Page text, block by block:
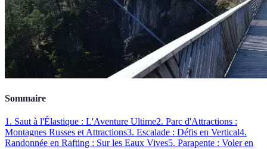
Sommaire
1. Saut à l'Élastique : L'Aventure Ultime2. Parc d'Attractions :
Montagnes Russes et Attractions3. Escalade : Défis en Vertical4.
Randonnée en Rafting : Sur les Eaux Vives5. Parapente : Voler en